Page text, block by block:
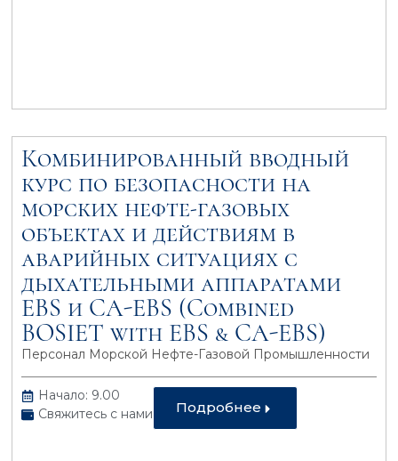
Комбинированный вводный
курс по безопасности на
морcких нефте-газовых
объектах и действиям в
аварийных ситуациях с
дыхательными аппаратами
EBS и CA-EBS (Combined
BOSIET with EBS & CA-EBS)
Персонал Морской Нефте-Газовой Промышленности
Начало: 9.00
Свяжитесь с нами
Подробнее